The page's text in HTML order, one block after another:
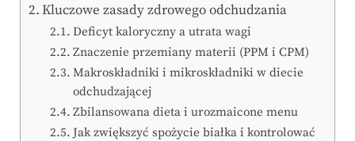
Kluczowe zasady zdrowego odchudzania
Deficyt kaloryczny a utrata wagi
Znaczenie przemiany materii (PPM i CPM)
Makroskładniki i mikroskładniki w diecie
odchudzającej
Zbilansowana dieta i urozmaicone menu
Jak zwiększyć spożycie białka i kontrolować